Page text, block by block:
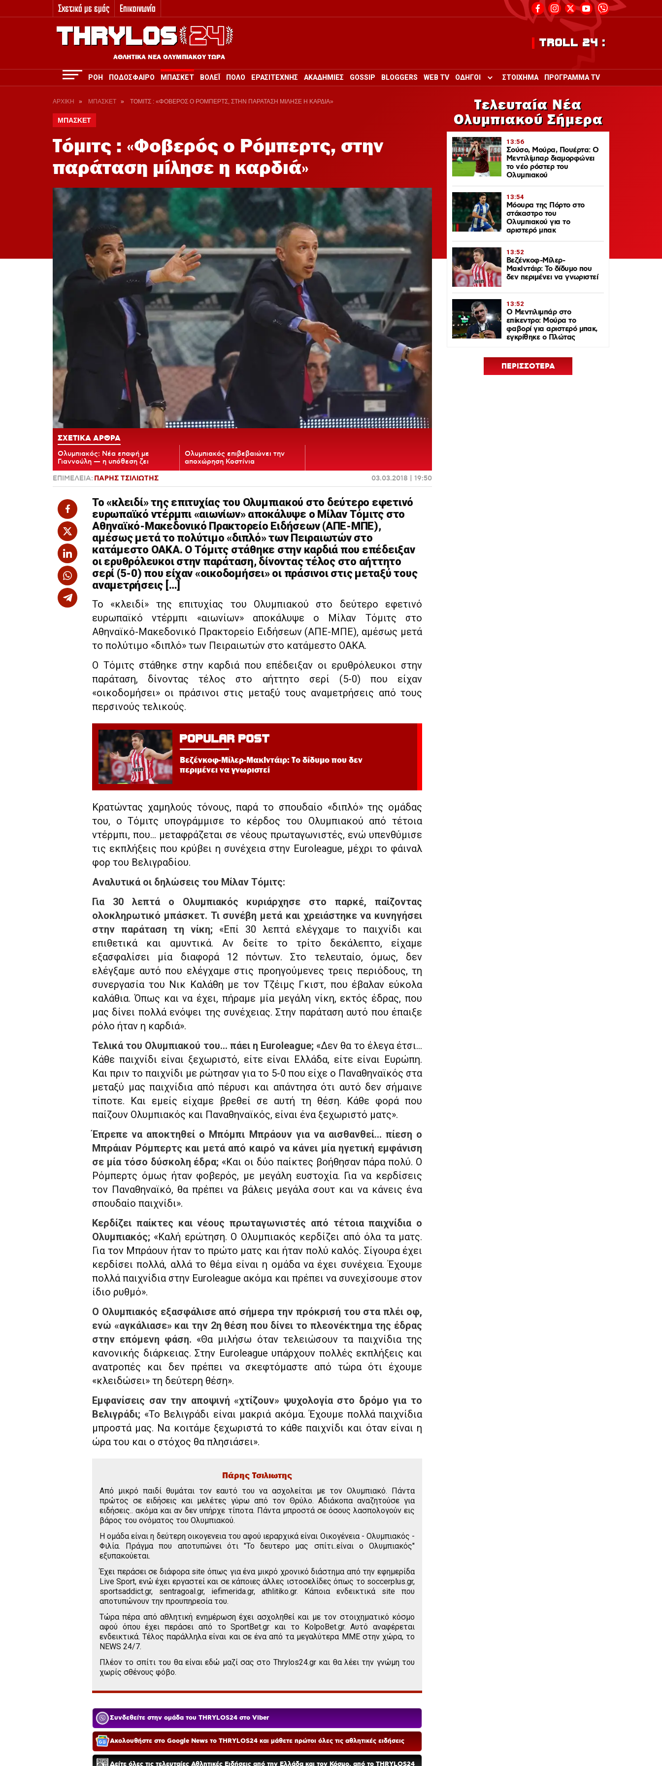
Σχετικά με εμάς Επικοινωνία
ΑΘΛΗΤΙΚΑ ΝΕΑ ΟΛΥΜΠΙΑΚΟΥ ΤΩΡΑ
TROLL 24 :
ΡΟΗ ΠΟΔΟΣΦΑΙΡΟ ΜΠΑΣΚΕΤ ΒΟΛΕΪ ΠΟΛΟ ΕΡΑΣΙΤΕΧΝΗΣ ΑΚΑΔΗΜΙΕΣ GOSSIP BLOGGERS WEB TV
ΟΔΗΓΟΙ
Toggle submenu for ΟΔΗΓΟΙ
ΣΤΟΙΧΗΜΑ ΠΡΟΓΡΑΜΜΑ TV
ΑΡΧΙΚΗ » ΜΠΑΣΚΕΤ » ΤΟΜΙΤΣ : «ΦΟΒΕΡΟΣ Ο ΡΟΜΠΕΡΤΣ, ΣΤΗΝ ΠΑΡΑΤΑΣΗ ΜΙΛΗΣΕ Η ΚΑΡΔΙΑ»
ΜΠΑΣΚΕΤ
Τόμιτς : «Φοβερός ο Ρόμπερτς, στην
παράταση μίλησε η καρδιά»
ΣΧΕΤΙΚΑ ΑΡΘΡΑ
Ολυμπιακός: Νέα επαφή με
Γιαννούλη — η υπόθεση ζει
Ολυμπιακός επιβεβαιώνει την
αποχώρηση Κοστίνια
ΕΠΙΜΕΛΕΙΑ: ΠΑΡΗΣ ΤΣΙΛΙΩΤΗΣ 03.03.2018 | 19:50
Το «κλειδί» της επιτυχίας του Ολυμπιακού στο δεύτερο εφετινό
ευρωπαϊκό ντέρμπι «αιωνίων» αποκάλυψε ο Μίλαν Τόμιτς στο
Αθηναϊκό-Μακεδονικό Πρακτορείο Ειδήσεων (ΑΠΕ-ΜΠΕ),
αμέσως μετά το πολύτιμο «διπλό» των Πειραιωτών στο
κατάμεστο ΟΑΚΑ. Ο Τόμιτς στάθηκε στην καρδιά που επέδειξαν
οι ερυθρόλευκοι στην παράταση, δίνοντας τέλος στο αήττητο
σερί (5-0) που είχαν «οικοδομήσει» οι πράσινοι στις μεταξύ τους
αναμετρήσεις […]
Το «κλειδί» της επιτυχίας του Ολυμπιακού στο δεύτερο εφετινό
ευρωπαϊκό ντέρμπι «αιωνίων» αποκάλυψε ο Μίλαν Τόμιτς στο
Αθηναϊκό-Μακεδονικό Πρακτορείο Ειδήσεων (ΑΠΕ-ΜΠΕ), αμέσως μετά
το πολύτιμο «διπλό» των Πειραιωτών στο κατάμεστο ΟΑΚΑ.
Ο Τόμιτς στάθηκε στην καρδιά που επέδειξαν οι ερυθρόλευκοι στην
παράταση, δίνοντας τέλος στο αήττητο σερί (5-0) που είχαν
«οικοδομήσει» οι πράσινοι στις μεταξύ τους αναμετρήσεις από τους
περσινούς τελικούς.
POPULAR POST
Βεζένκοφ-Μίλερ-ΜακΙντάιρ: Το δίδυμο που δεν
περιμένει να γνωριστεί
Κρατώντας χαμηλούς τόνους, παρά το σπουδαίο «διπλό» της ομάδας
του, ο Τόμιτς υπογράμμισε το κέρδος του Ολυμπιακού από τέτοια
ντέρμπι, που… μεταφράζεται σε νέους πρωταγωνιστές, ενώ υπενθύμισε
τις εκπλήξεις που κρύβει η συνέχεια στην Euroleague, μέχρι το φάιναλ
φορ του Βελιγραδίου.
Αναλυτικά οι δηλώσεις του Μίλαν Τόμιτς:
Για 30 λεπτά ο Ολυμπιακός κυριάρχησε στο παρκέ, παίζοντας
ολοκληρωτικό μπάσκετ. Τι συνέβη μετά και χρειάστηκε να κυνηγήσει
στην παράταση τη νίκη; «Επί 30 λεπτά ελέγχαμε το παιχνίδι και
επιθετικά και αμυντικά. Αν δείτε το τρίτο δεκάλεπτο, είχαμε
εξασφαλίσει μία διαφορά 12 πόντων. Στο τελευταίο, όμως, δεν
ελέγξαμε αυτό που ελέγχαμε στις προηγούμενες τρεις περιόδους, τη
συνεργασία του Νικ Καλάθη με τον Τζέιμς Γκιστ, που έβαλαν εύκολα
καλάθια. Όπως και να έχει, πήραμε μία μεγάλη νίκη, εκτός έδρας, που
μας δίνει πολλά ενόψει της συνέχειας. Στην παράταση αυτό που έπαιξε
ρόλο ήταν η καρδιά».
Τελικά του Ολυμπιακού του… πάει η Euroleague; «Δεν θα το έλεγα έτσι…
Κάθε παιχνίδι είναι ξεχωριστό, είτε είναι Ελλάδα, είτε είναι Ευρώπη.
Και πριν το παιχνίδι με ρώτησαν για το 5-0 που είχε ο Παναθηναϊκός στα
μεταξύ μας παιχνίδια από πέρυσι και απάντησα ότι αυτό δεν σήμαινε
τίποτε. Και εμείς είχαμε βρεθεί σε αυτή τη θέση. Κάθε φορά που
παίζουν Ολυμπιακός και Παναθηναϊκός, είναι ένα ξεχωριστό ματς».
Έπρεπε να αποκτηθεί ο Μπόμπι Μπράουν για να αισθανθεί… πίεση ο
Μπράιαν Ρόμπερτς και μετά από καιρό να κάνει μία ηγετική εμφάνιση
σε μία τόσο δύσκολη έδρα; «Και οι δύο παίκτες βοήθησαν πάρα πολύ. Ο
Ρόμπερτς όμως ήταν φοβερός, με μεγάλη ευστοχία. Για να κερδίσεις
τον Παναθηναϊκό, θα πρέπει να βάλεις μεγάλα σουτ και να κάνεις ένα
σπουδαίο παιχνίδι».
Κερδίζει παίκτες και νέους πρωταγωνιστές από τέτοια παιχνίδια ο
Ολυμπιακός; «Καλή ερώτηση. Ο Ολυμπιακός κερδίζει από όλα τα ματς.
Για τον Μπράουν ήταν το πρώτο ματς και ήταν πολύ καλός. Σίγουρα έχει
κερδίσει πολλά, αλλά το θέμα είναι η ομάδα να έχει συνέχεια. Έχουμε
πολλά παιχνίδια στην Euroleague ακόμα και πρέπει να συνεχίσουμε στον
ίδιο ρυθμό».
Ο Ολυμπιακός εξασφάλισε από σήμερα την πρόκρισή του στα πλέι οφ,
ενώ «αγκάλιασε» και την 2η θέση που δίνει το πλεονέκτημα της έδρας
στην επόμενη φάση. «Θα μιλήσω όταν τελειώσουν τα παιχνίδια της
κανονικής διάρκειας. Στην Euroleague υπάρχουν πολλές εκπλήξεις και
ανατροπές και δεν πρέπει να σκεφτόμαστε από τώρα ότι έχουμε
«κλειδώσει» τη δεύτερη θέση».
Εμφανίσεις σαν την αποψινή «χτίζουν» ψυχολογία στο δρόμο για το
Βελιγράδι; «Το Βελιγράδι είναι μακριά ακόμα. Έχουμε πολλά παιχνίδια
μπροστά μας. Να κοιτάμε ξεχωριστά το κάθε παιχνίδι και όταν είναι η
ώρα του και ο στόχος θα πλησιάσει».
Πάρης Τσιλιωτης
Από μικρό παιδί θυμάται τον εαυτό του να ασχολείται με τον Ολυμπιακό. Πάντα
πρώτος σε ειδήσεις και μελέτες γύρω από τον Θρύλο. Αδιάκοπα αναζητούσε για
ειδήσεις.. ακόμα και αν δεν υπήρχε τίποτα. Πάντα μπροστά σε όσους λασπολογούν εις
βάρος του ονόματος του Ολυμπιακού.
Η ομάδα είναι η δεύτερη οικογενεια του αφού ιεραρχικά είναι Οικογένεια - Ολυμπιακός -
Φιλία. Πράγμα που αποτυπώνει ότι "Το δευτερο μας σπίτι..είναι ο Ολυμπιακός"
εξυπακούεται.
Έχει περάσει σε διάφορα site όπως για ένα μικρό χρονικό διάστημα από την εφημερίδα
Live Sport, ενώ έχει εργαστεί και σε κάποιες άλλες ιστοσελίδες όπως το soccerplus.gr,
sportsaddict.gr, sentragoal.gr, iefimerida.gr, athlitiko.gr. Κάποια ενδεικτικά site που
αποτυπώνουν την προυπηρεσία του.
Τώρα πέρα από αθλητική ενημέρωση έχει ασχοληθεί και με τον στοιχηματικό κόσμο
αφού όπου έχει περάσει από το SportBet.gr και το KolpoBet.gr. Αυτό αναφέρεται
ενδεικτικά. Τέλος παράλληλα είναι και σε ένα από τα μεγαλύτερα ΜΜΕ στην χώρα, το
NEWS 24/7.
Πλέον το σπίτι του θα είναι εδώ μαζί σας στο Thrylos24.gr και θα λέει την γνώμη του
χωρίς σθένους φόβο.
Συνδεθείτε στην ομάδα του THRYLOS24 στο Viber
Ακολουθήστε στο Google News το THRYLOS24 και μάθετε πρώτοι όλες τις αθλητικές ειδήσεις
Τελευταία Νέα
Ολυμπιακού Σήμερα
13:56
Σούσο, Μούρα, Πουέρτα: Ο
Μεντιλίμπαρ διαμορφώνει
το νέο ρόστερ του
Ολυμπιακού
13:54
Μόουρα της Πόρτο στο
στόχαστρο του
Ολυμπιακού για το
αριστερό μπακ
13:52
Βεζένκοφ-Μίλερ-
ΜακΙντάιρ: Το δίδυμο που
δεν περιμένει να γνωριστεί
13:52
Ο Μεντιλιμπάρ στο
επίκεντρο: Μούρα το
φαβορί για αριστερό μπακ,
εγκρίθηκε ο Πλώτας
ΠΕΡΙΣΣΟΤΕΡΑ